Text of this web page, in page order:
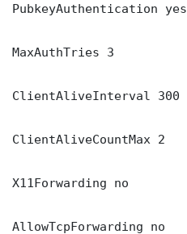
PubkeyAuthentication yes
MaxAuthTries 3
ClientAliveInterval 300
ClientAliveCountMax 2
X11Forwarding no
AllowTcpForwarding no